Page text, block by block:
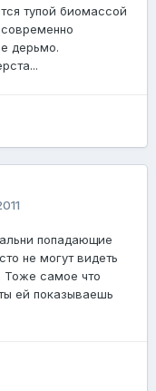
тупой биомассой
дерьмо.
попадающие
не могут видеть
Тоже самое что
ей показываешь